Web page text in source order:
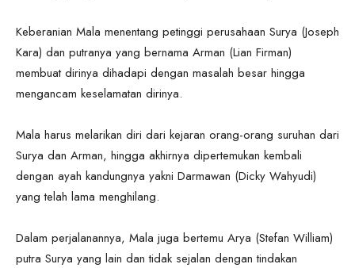
Keberanian Mala menentang petinggi perusahaan Surya (Joseph
Kara) dan putranya yang bernama Arman (Lian Firman)
membuat dirinya dihadapi dengan masalah besar hingga
mengancam keselamatan dirinya.
Mala harus melarikan diri dari kejaran orang-orang suruhan dari
Surya dan Arman, hingga akhirnya dipertemukan kembali
dengan ayah kandungnya yakni Darmawan (Dicky Wahyudi)
yang telah lama menghilang.
Dalam perjalanannya, Mala juga bertemu Arya (Stefan William)
putra Surya yang lain dan tidak sejalan dengan tindakan